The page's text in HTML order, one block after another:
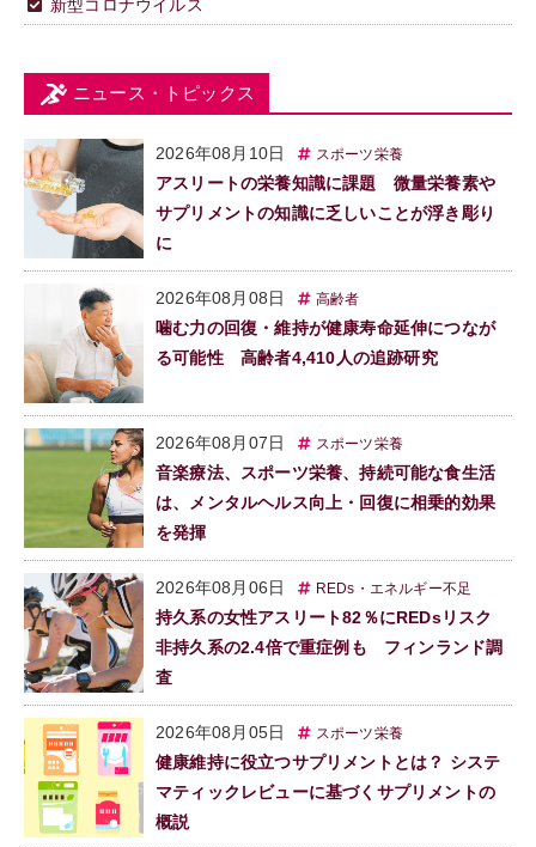
新型コロナウイルス
ニュース・トピックス
2026年08月10日 スポーツ栄養
アスリートの栄養知識に課題 微量栄養素や
サプリメントの知識に乏しいことが浮き彫り
に
2026年08月08日 高齢者
噛む力の回復・維持が健康寿命延伸につなが
る可能性 高齢者4,410人の追跡研究
2026年08月07日 スポーツ栄養
音楽療法、スポーツ栄養、持続可能な食生活
は、メンタルヘルス向上・回復に相乗的効果
を発揮
2026年08月06日 REDs・エネルギー不足
持久系の女性アスリート82％にREDsリスク
非持久系の2.4倍で重症例も フィンランド調
査
2026年08月05日 スポーツ栄養
健康維持に役立つサプリメントとは？ システ
マティックレビューに基づくサプリメントの
概説